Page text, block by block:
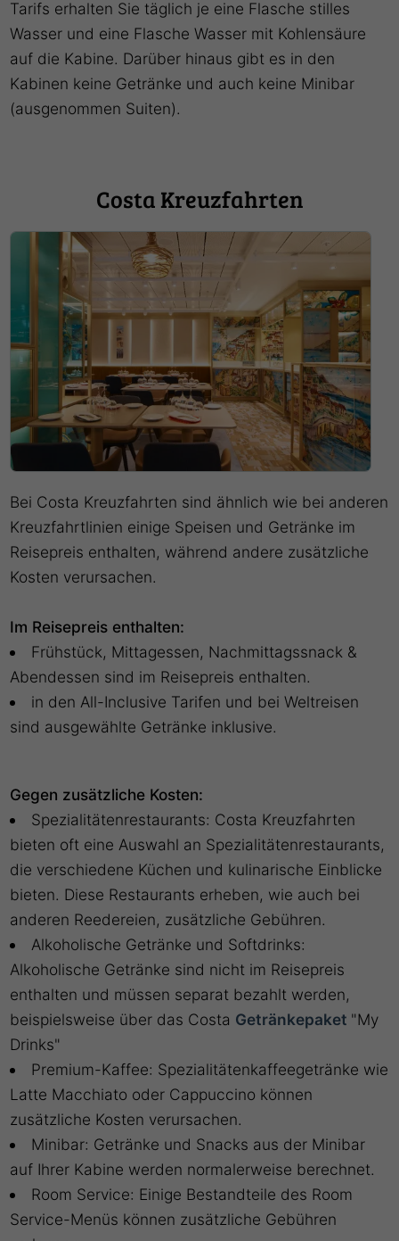
Tarifs erhalten Sie täglich je eine Flasche stilles
Wasser und eine Flasche Wasser mit Kohlensäure
auf die Kabine. Darüber hinaus gibt es in den
Kabinen keine Getränke und auch keine Minibar
(ausgenommen Suiten).
Costa Kreuzfahrten
Bei Costa Kreuzfahrten sind ähnlich wie bei anderen
Kreuzfahrtlinien einige Speisen und Getränke im
Reisepreis enthalten, während andere zusätzliche
Kosten verursachen.
Im Reisepreis enthalten:
Frühstück, Mittagessen, Nachmittagssnack &
Abendessen sind im Reisepreis enthalten.
in den All-Inclusive Tarifen und bei Weltreisen
sind ausgewählte Getränke inklusive.
Gegen zusätzliche Kosten:
Spezialitätenrestaurants: Costa Kreuzfahrten
bieten oft eine Auswahl an Spezialitätenrestaurants,
die verschiedene Küchen und kulinarische Einblicke
bieten. Diese Restaurants erheben, wie auch bei
anderen Reedereien, zusätzliche Gebühren.
Alkoholische Getränke und Softdrinks:
Alkoholische Getränke sind nicht im Reisepreis
enthalten und müssen separat bezahlt werden,
beispielsweise über das Costa Getränkepaket "My
Drinks"
Premium-Kaffee: Spezialitätenkaffeegetränke wie
Latte Macchiato oder Cappuccino können
zusätzliche Kosten verursachen.
Minibar: Getränke und Snacks aus der Minibar
auf Ihrer Kabine werden normalerweise berechnet.
Room Service: Einige Bestandteile des Room
Service-Menüs können zusätzliche Gebühren